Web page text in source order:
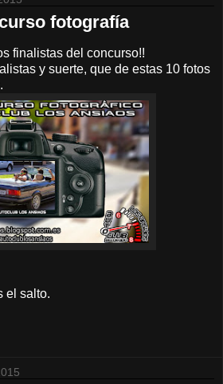
fotografía
finalistas del concurso!!
y suerte, que de estas 10 fotos
el salto.